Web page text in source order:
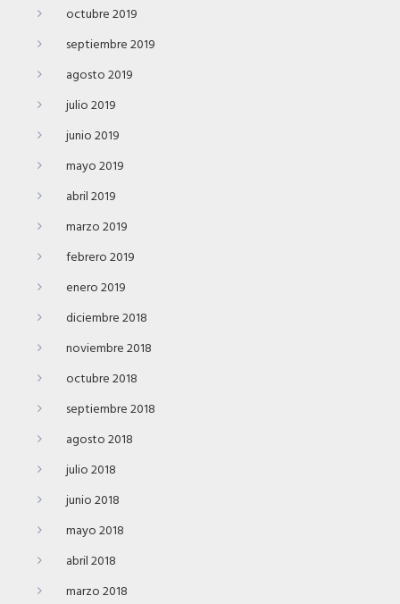
octubre 2019
septiembre 2019
agosto 2019
julio 2019
junio 2019
mayo 2019
abril 2019
marzo 2019
febrero 2019
enero 2019
diciembre 2018
noviembre 2018
octubre 2018
septiembre 2018
agosto 2018
julio 2018
junio 2018
mayo 2018
abril 2018
marzo 2018